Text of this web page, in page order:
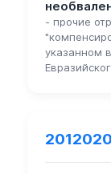
- прочие
указанном